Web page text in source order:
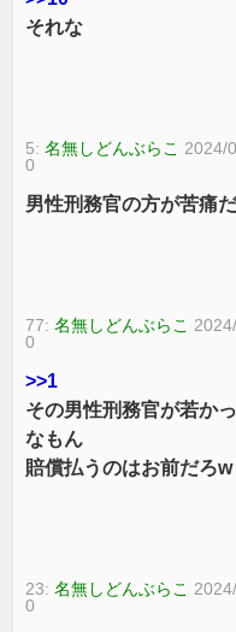
それな
5:名無しどんぶらこ 2024/
0
男性刑務官の方が苦痛
77:名無しどんぶらこ
0
>>1
その男性刑務官が若か
なもん
賠償払うのはお前だろw
23:名無しどんぶらこ
0